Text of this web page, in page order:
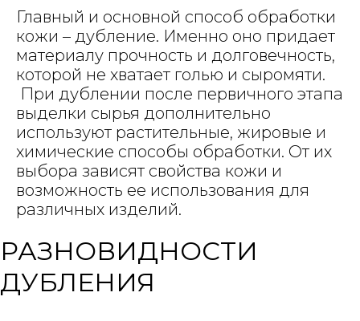
Главный и основной способ обработки
кожи – дубление. Именно оно придает
материалу прочность и долговечность,
которой не хватает голью и сыромяти.
При дублении после первичного этапа
выделки сырья дополнительно
используют растительные, жировые и
химические способы обработки. От их
выбора зависят свойства кожи и
возможность ее использования для
различных изделий.
РАЗНОВИДНОСТИ
ДУБЛЕНИЯ